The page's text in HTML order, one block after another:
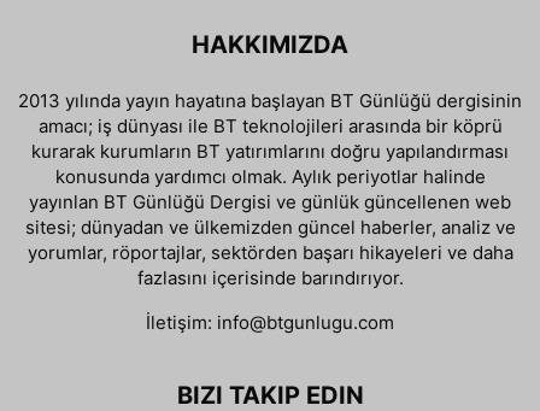
HAKKIMIZDA
2013 yılında yayın hayatına başlayan BT Günlüğü dergisinin
amacı; iş dünyası ile BT teknolojileri arasında bir köprü
kurarak kurumların BT yatırımlarını doğru yapılandırması
konusunda yardımcı olmak. Aylık periyotlar halinde
yayınlan BT Günlüğü Dergisi ve günlük güncellenen web
sitesi; dünyadan ve ülkemizden güncel haberler, analiz ve
yorumlar, röportajlar, sektörden başarı hikayeleri ve daha
fazlasını içerisinde barındırıyor.
İletişim: info@btgunlugu.com
BIZI TAKIP EDIN